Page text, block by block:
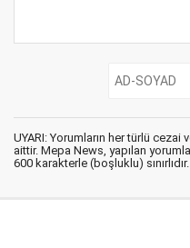
UYARI: Yorumların her türlü
aittir. Mepa News, yapılan
600 karakterle (boşluklu) sınırlıdır.